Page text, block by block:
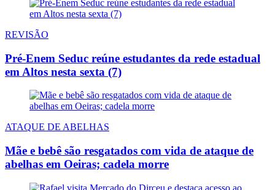
REVISÃO
Pré-Enem Seduc reúne estudantes da rede estadual
em Altos nesta sexta (7)
ATAQUE DE ABELHAS
Mãe e bebê são resgatados com vida de ataque de
abelhas em Oeiras; cadela morre